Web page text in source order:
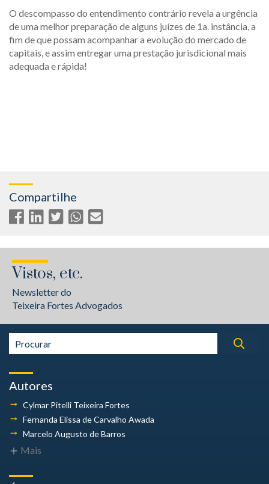
O descompasso do entendimento contrário revela a urgência
de uma melhor preparação de alguns juízes de 1a. instância, a
fim de que possam acompanhar a evolução do mercado de
capitais, e assim entregar uma prestação jurisdicional mais
adequada e rápida!
Compartilhe
Vistos, etc.
Newsletter do
Teixeira Fortes Advogados
Autores
Cylmar Pitelli Teixeira Fortes
Fernanda Elissa de Carvalho Awada
Marcelo Augusto de Barros
Mais